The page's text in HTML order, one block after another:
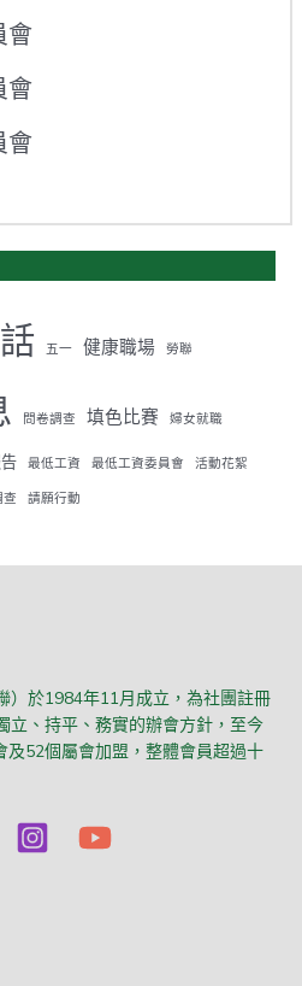
會
會
會
五一 健康職場 勞聯
問卷調查 填色比賽 婦女就職
最低工資 最低工資委員會 活動花絮
查 請願行動
）於1984年11月成立，為社團註冊
立、持平、務實的辦會方針，至今
52個屬會加盟，整體會員超過十